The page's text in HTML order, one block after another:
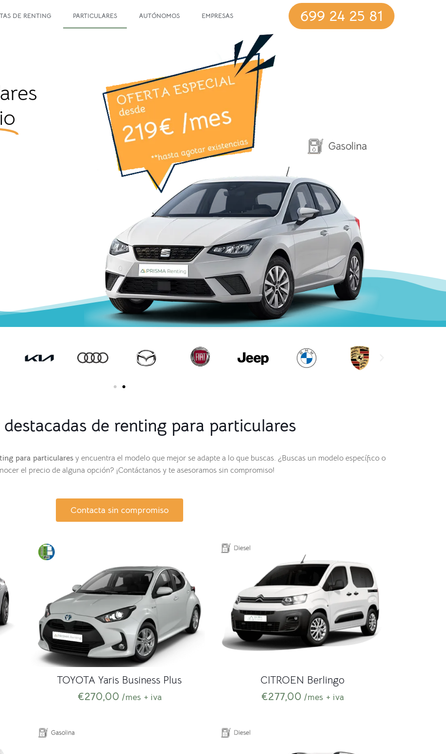
DE RENTING PARTICULARES AUTÓNOMOS EMPRESAS 699 24 25 81
de renting para particulares
para particularesy encuentra el modelo que mejor se adapte a lo que buscas. ¿Buscas un modelo específico o
el precio de alguna opción? ¡Contáctanos y te asesoramos sin compromiso!
Contacta sin compromiso
TOYOTA Yaris Business Plus
€270,00 /mes + iva
CITROEN Berlingo
€277,00 /mes + iva